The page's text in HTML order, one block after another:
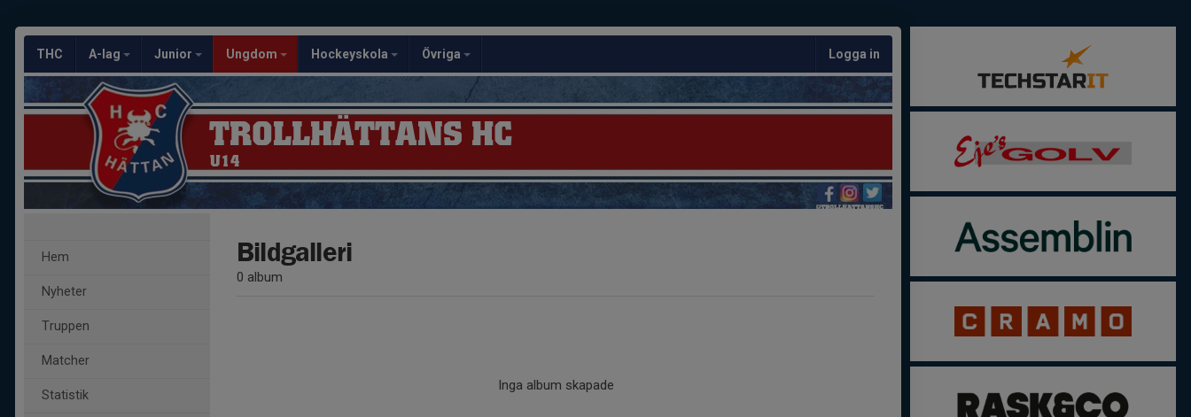
THC A-lag Junior Ungdom Hockeyskola Övriga Logga in
TROLLHÄTTANS HC
U14
Hem
Nyheter
Truppen
Matcher
Statistik
Bildgalleri
0 album
Inga album skapade